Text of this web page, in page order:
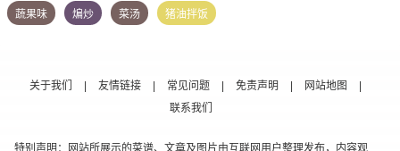
蔬果味 煸炒 菜汤 猪油拌饭
关于我们 | 友情链接 | 常见问题 | 免责声明 | 网站地图
|
联系我们
特别声明：网站所展示的菜谱、文章及图片由互联网用户整理发布，内容观